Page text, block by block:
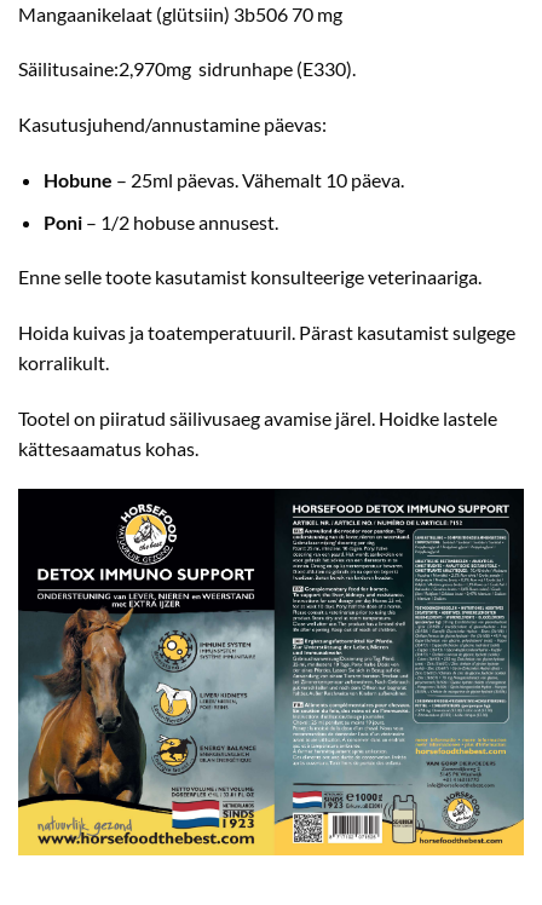
Mangaanikelaat (glütsiin) 3b506 70 mg
Säilitusaine:2,970mg sidrunhape (E330).
Kasutusjuhend/annustamine päevas:
Hobune – 25ml päevas. Vähemalt 10 päeva.
Poni– 1/2 hobuse annusest.
Enne selle toote kasutamist konsulteerige veterinaariga.
Hoida kuivas ja toatemperatuuril. Pärast kasutamist sulgege
korralikult.
Tootel on piiratud säilivusaeg avamise järel. Hoidke lastele
kättesaamatus kohas.